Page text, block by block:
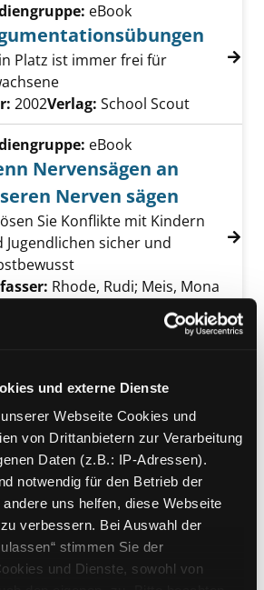
und externe Dienste
Webseite Cookies und
von Drittanbietern zur Verarbeitung
Daten (z.B.: IP-Adressen).
notwendig für den Betrieb der
uns helfen, diese Webseite
verbessern. Bei Auswahl der
stimmen Sie der
und Dienste, sowohl von
eBook
Platz ist immer frei für
nach diesem Verfasser
2002Verlag: School Scout
eBook
Nervensägen an
Nerven sägen
Sie Konflikte mit Kindern
Jugendlichen sicher und
Rhode, Rudi; Meis, Mona
Suche nach diesem Verfasser
sind anders,
auch
Blick schärfen für eine
Erziehung
Walter, MelittaSuche nach
2005 Verlag: Kösel
eBook
Geheimnis glücklicher